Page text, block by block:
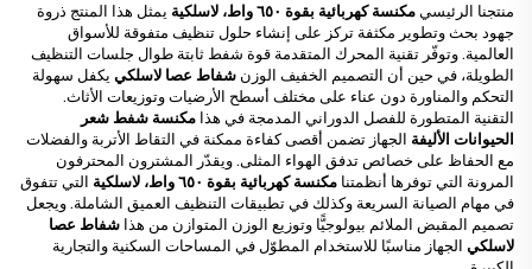
منتجنا الرئيسيمكنسة كهربائية بقوة ٦٥٠ واط، لاسلكية
يمثل هذا المنتج ذروة
جهود بحث وتطوير مكثفة تركز على إنشاء حلول تنظيف متفوقة للأسواق
العالمية. وتوفّر تقنية المحرك المتقدمة قوة شفط ثابتة طوال جلسات التنظيف
الطويلة، في حين أن التصميم الخفيف الوزن شفاط عصا لاسلكي يكفل سهولة
التحكم والمناورة دون عناء على مختلف أسطح الأرضيات وتوزيعات الأثاث.
التقنية المتطورة للفصل الدوراني المدمجة في هذا مكنسة شفط شعر
الحيوانات الأليفة الجهاز تضمن أقصى كفاءة ممكنة في التقاط الأتربة والفضلات
مع الحفاظ على خصائص تدفق الهواء المثلى. ويقدّر المشترون المحترفون
المرونة التي توفرها أنظمتنا مكنسة كهربائية بقوة ٦٥٠ واط، لاسلكية
التي تتفوق
في مهام الصيانة السريعة وكذلك في تطبيقات التنظيف العميق الشاملة. ويجعل
تصميم المقبض الملائم بيولوجيًّا وتوزيع الوزن المتوازن من هذا شفاط عصا
لاسلكي الجهاز مناسبًا للاستخدام المطوّل في المساحات السكنية والتجارية